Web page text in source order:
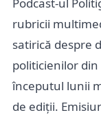
rubricii
satirică despre
politicienilor din
începutul lunii
de ediții.